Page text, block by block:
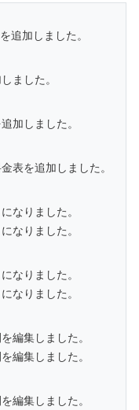
追加しました。
ました。
加しました。
表を追加しました。
なりました。
なりました。
なりました。
なりました。
編集しました。
編集しました。
編集しました。